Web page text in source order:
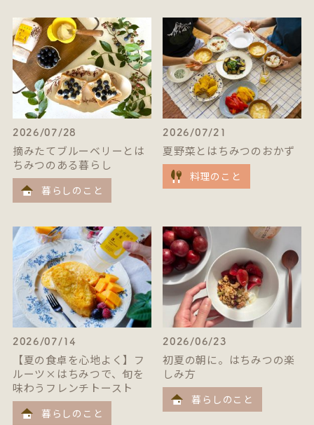
2026/07/28
摘みたてブルーベリーとは
ちみつのある暮らし
暮らしのこと
2026/07/21
夏野菜とはちみつのおかず
料理のこと
2026/07/14
【夏の食卓を心地よく】フ
ルーツ×はちみつで、旬を
味わうフレンチトースト
暮らしのこと
2026/06/23
初夏の朝に。はちみつの楽
しみ方
暮らしのこと